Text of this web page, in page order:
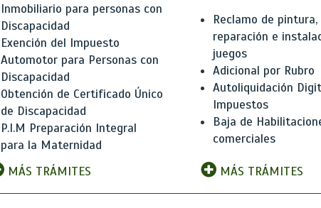
Inmobiliario para personas con
Discapacidad
Exención del Impuesto
Automotor para Personas con
Discapacidad
Obtención de Certificado Único
de Discapacidad
P.I.M Preparación Integral
para la Maternidad
MÁS TRÁMITES
Reclamo de pintura,
reparación e
juegos
Adicional por Rubro
Autoliquidación
Impuestos
Baja de
comerciales
MÁS TRÁMITES